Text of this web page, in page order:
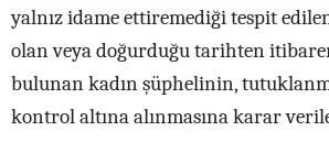
yalnız idame ettiremediği tespit
olan veya doğurduğu tarihten
bulunan kadın şüphelinin,
kontrol altına alınmasına karar